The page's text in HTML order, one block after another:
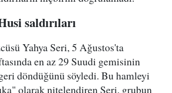
saldırıları
Yahya Seri, 5 Ağustos'ta
en az 29 Suudi gemisinin
döndüğünü söyledi. Bu hamleyi
olarak nitelendiren Seri, grubun